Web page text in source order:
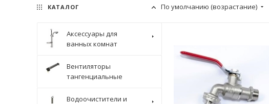
По умолчанию (возрастание)
КАТАЛОГ
Аксессуары для
ванных комнат
Вентиляторы
тангенциальные
Водоочистители и